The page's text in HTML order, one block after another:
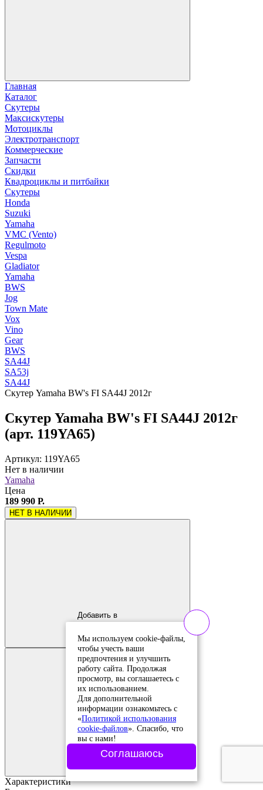
Главная
Каталог
Скутеры
Максискутеры
Мотоциклы
Электротранспорт
Коммерческие
Запчасти
Скидки
Квадроциклы и питбайки
Скутеры
Honda
Suzuki
Yamaha
VMC (Vento)
Regulmoto
Vespa
Gladiator
Yamaha
BWS
Jog
Town Mate
Vox
Vino
Gear
BWS
SA44J
SA53j
SA44J
Скутер Yamaha BW's FI SA44J 2012г
Скутер Yamaha BW's FI SA44J 2012г
(арт. 119YA65)
Артикул: 119YA65
Нет в наличии
Yamaha
Цена
189 990 Р.
НЕТ В НАЛИЧИИ
Добавить в
сравнение
сравнение
Добавить в
избранное
избранное
Характеристики
Мы используем cookie-файлы,
чтобы учесть ваши
предпочтения и улучшить
работу сайта. Продолжая
просмотр, вы соглашаетесь с
их использованием.
Для дополнительной
информации ознакомьтесь с
«Политикой использования
cookie-файлов». Спасибо, что
вы с нами!
Соглашаюсь